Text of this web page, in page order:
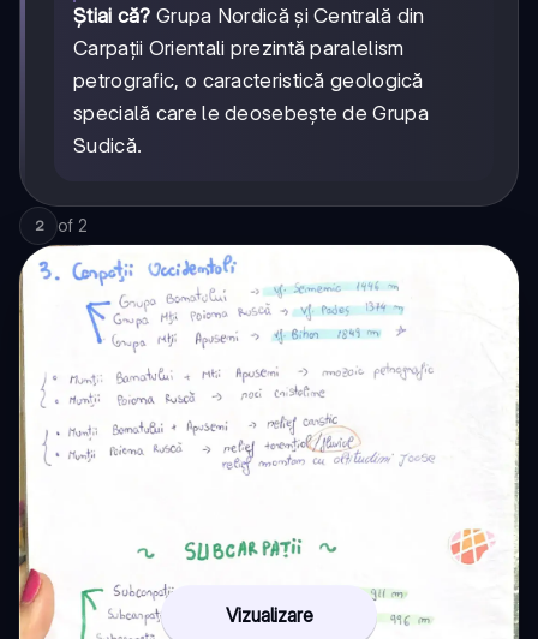
Știai că? Grupa Nordică și Centrală din
Carpații Orientali prezintă paralelism
petrografic, o caracteristică geologică
specială care le deosebește de Grupa
Sudică.
2 of 2
Vizualizare